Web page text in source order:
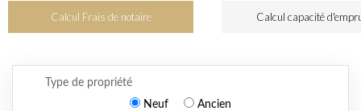
Calcul Frais de notaire Calcul capacité